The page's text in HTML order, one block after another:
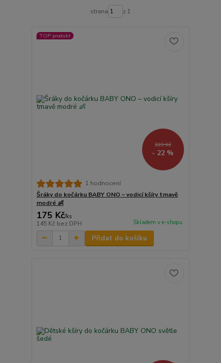
strana z 1
TOP produkt
223 Kč
- 22 %
1 hodnocení
Šráky do kočárku BABY ONO – vodicí kšíry tmavě
modré 👶
175 Kč/ks
145 Kč bez DPH Skladem v e-shopu
Přidat do košíku